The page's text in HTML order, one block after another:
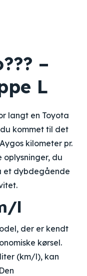
–
L
langt en Toyota
kommet til det
kilometer pr.
du
et dybdegående
l
der er kendt
kørsel.
(km/l), kan